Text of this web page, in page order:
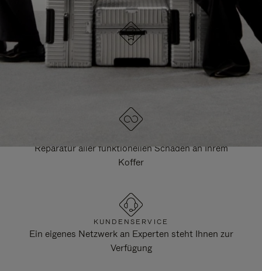
ANZUHALTEN
DESIGNED IN DEUTSCHLAND
Jedes Stück wird auf Qualität geprüft und sorgfältig
Reparatur aller funktionellen Schäden an Ihrem
Koffer
KUNDENSERVICE
Ein eigenes Netzwerk an Experten steht Ihnen zur
Verfügung